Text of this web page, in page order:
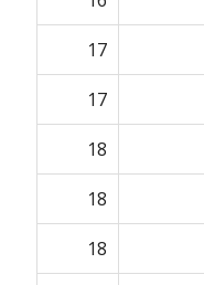
17
17
18
18
18